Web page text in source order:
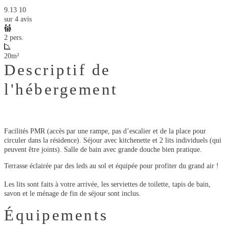
9.13 10
sur 4 avis
2 pers.
20m²
Descriptif de
l'hébergement
Facilités PMR (accès par une rampe, pas d’escalier et de la place pour
circuler dans la résidence). Séjour avec kitchenette et 2 lits individuels (qui
peuvent être joints). Salle de bain avec grande douche bien pratique.
Terrasse éclairée par des leds au sol et équipée pour profiter du grand air !
Les lits sont faits à votre arrivée, les serviettes de toilette, tapis de bain,
savon et le ménage de fin de séjour sont inclus.
Équipements